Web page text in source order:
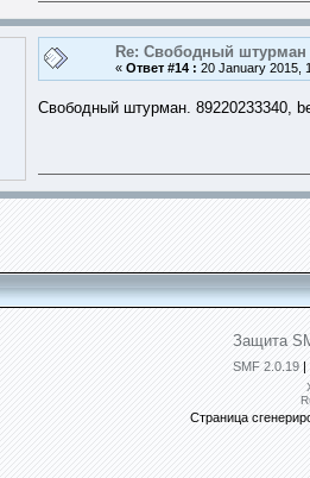
Re: Свободный штурман
« Ответ #14 : 20 January 2015,
Свободный штурман. 89220233340,
Защита
SMF 2.0.19 |
Страница